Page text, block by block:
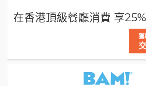
在香港頂級餐廳消費 享
獲